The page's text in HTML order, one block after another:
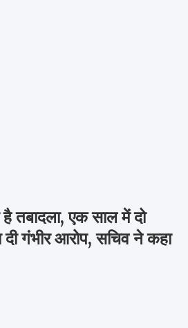
तबादला, एक साल में दो
गंभीर आरोप, सचिव ने कहा